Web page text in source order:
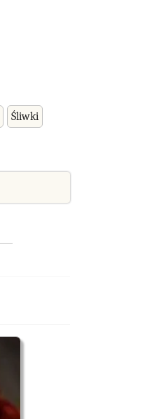
Śliwki